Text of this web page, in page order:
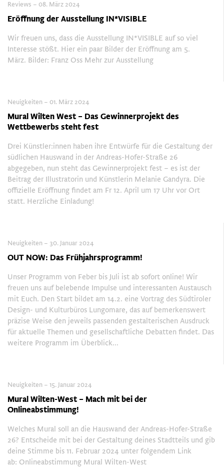
Reviews – 08. März 2024
Eröffnung der Ausstellung IN*VISIBLE
Wir freuen uns, dass die Ausstellung IN*VISIBLE auf so viel
Interesse stößt. Hier ein paar Bilder der Eröffnung am 5.
März. Bilder: Franz Oss Mehr zur Ausstellung
Neuigkeiten – 01. März 2024
Mural Wilten West – Das Gewinnerprojekt des
Wettbewerbs steht fest
Drei Künstler:innen haben ihre Entwürfe für die Gestaltung der
südlichen Hauswand in der Andreas-Hofer-Straße 26
abgegeben, nun steht das Gewinnerprojekt fest – es ist der
Beitrag der Illustratorin und Künstlerin Melanie Gandyra. Die
offizielle Eröffnung findet am Fr 12. April um 17 Uhr vor Ort
statt. Herzliche Einladung!
Neuigkeiten – 30. Januar 2024
OUT NOW: Das Frühjahrsprogramm!
Unser Programm von Feber bis Juli ist ab sofort online! Wir
freuen uns auf belebende Impulse und interessanten Austausch
mit Euch. Den Start bildet am 14.2. eine Vortrag des Südtiroler
Design- und Kulturbüros Lungomare, das auf bemerkenswert
präzise Weise den jeweils passenden gestalterischen Ausdruck
für aktuelle Themen und gesellschaftliche Debatten findet. Das
weitere Programm im Überblick...
Neuigkeiten – 15. Januar 2024
Mural Wilten-West – Mach mit bei der
Onlineabstimmung!
Welches Mural soll an die Hauswand der Andreas-Hofer-Straße
26? Entscheide mit bei der Gestaltung deines Stadtteils und gib
deine Stimme bis 11. Februar 2024 unter folgendem Link
ab: Onlineabstimmung Mural Wilten-West